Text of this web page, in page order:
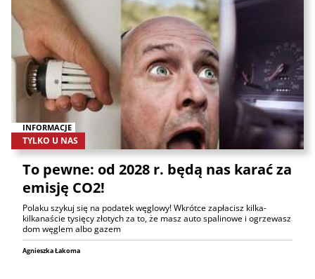
INFORMACJE
TYLKO U NAS
To pewne: od 2028 r. będą nas karać za
emisję CO2!
Polaku szykuj się na podatek węglowy! Wkrótce zapłacisz kilka-
kilkanaście tysięcy złotych za to, że masz auto spalinowe i ogrzewasz
dom węglem albo gazem
Agnieszka Łakoma